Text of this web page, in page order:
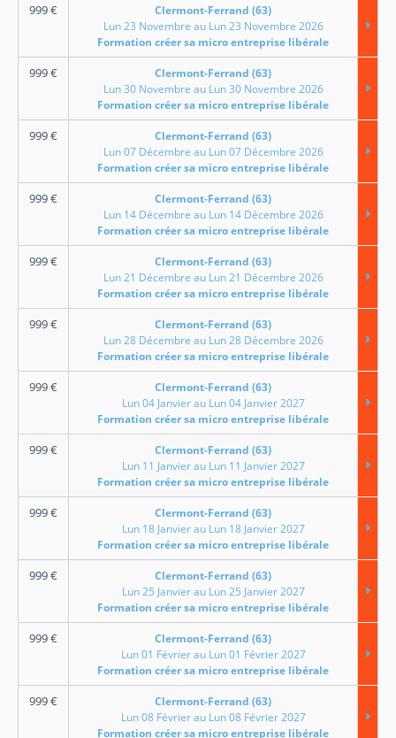
999€
Clermont-Ferrand (63)
Lun 23 Novembre au Lun 23 Novembre 2026
Formation créer sa micro entreprise libérale
999€
Clermont-Ferrand (63)
Lun 30 Novembre au Lun 30 Novembre 2026
Formation créer sa micro entreprise libérale
999€
Clermont-Ferrand (63)
Lun 07 Décembre au Lun 07 Décembre 2026
Formation créer sa micro entreprise libérale
999€
Clermont-Ferrand (63)
Lun 14 Décembre au Lun 14 Décembre 2026
Formation créer sa micro entreprise libérale
999€
Clermont-Ferrand (63)
Lun 21 Décembre au Lun 21 Décembre 2026
Formation créer sa micro entreprise libérale
999€
Clermont-Ferrand (63)
Lun 28 Décembre au Lun 28 Décembre 2026
Formation créer sa micro entreprise libérale
999€
Clermont-Ferrand (63)
Lun 04 Janvier au Lun 04 Janvier 2027
Formation créer sa micro entreprise libérale
999€
Clermont-Ferrand (63)
Lun 11 Janvier au Lun 11 Janvier 2027
Formation créer sa micro entreprise libérale
999€
Clermont-Ferrand (63)
Lun 18 Janvier au Lun 18 Janvier 2027
Formation créer sa micro entreprise libérale
999€
Clermont-Ferrand (63)
Lun 25 Janvier au Lun 25 Janvier 2027
Formation créer sa micro entreprise libérale
999€
Clermont-Ferrand (63)
Lun 01 Février au Lun 01 Février 2027
Formation créer sa micro entreprise libérale
999€
Clermont-Ferrand (63)
Lun 08 Février au Lun 08 Février 2027
Formation créer sa micro entreprise libérale